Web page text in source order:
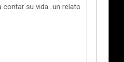
contar su vida…un relato